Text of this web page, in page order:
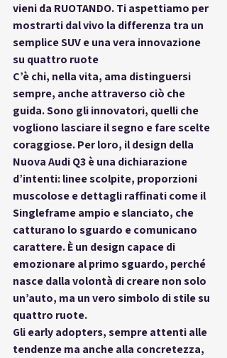
vieni da RUOTANDO. Ti aspettiamo per
mostrarti dal vivo la differenza tra un
semplice SUV e una vera innovazione
su quattro ruote
C’è chi, nella vita, ama distinguersi
sempre, anche attraverso ciò che
guida. Sono gli innovatori, quelli che
vogliono lasciare il segno e fare scelte
coraggiose. Per loro, il design della
Nuova Audi Q3 è una dichiarazione
d’intenti: linee scolpite, proporzioni
muscolose e dettagli raffinati come il
Singleframe ampio e slanciato, che
catturano lo sguardo e comunicano
carattere. È un design capace di
emozionare al primo sguardo, perché
nasce dalla volontà di creare non solo
un’auto, ma un vero simbolo di stile su
quattro ruote.
Gli early adopters, sempre attenti alle
tendenze ma anche alla concretezza,